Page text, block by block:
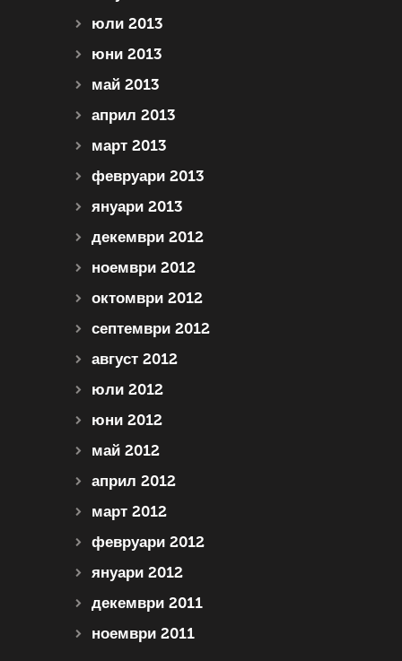
юли 2013
юни 2013
май 2013
април 2013
март 2013
февруари 2013
януари 2013
декември 2012
ноември 2012
октомври 2012
септември 2012
август 2012
юли 2012
юни 2012
май 2012
април 2012
март 2012
февруари 2012
януари 2012
декември 2011
ноември 2011